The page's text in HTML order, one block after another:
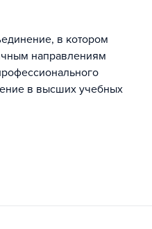
в котором
направлениям
в высших учебных